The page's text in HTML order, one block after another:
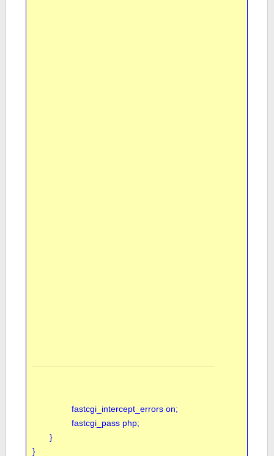
                fastcgi_intercept_errors on;
                fastcgi_pass php;
       }
}